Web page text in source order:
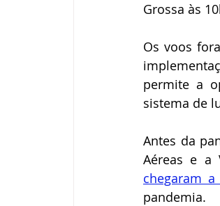
Grossa às
Os voos
permite a
sistema de
Antes da
Aéreas e a
chegaram
pandemia.